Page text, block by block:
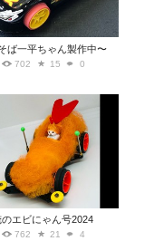
ば一平ちゃん製作中〜
702 15 0
のエビにゃん号2024
762 21 4